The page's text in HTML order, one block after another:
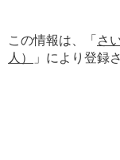
この情報は、「 さ
人）
」により登録